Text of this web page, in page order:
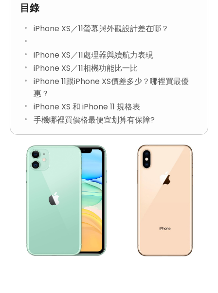
目錄
iPhone XS／11螢幕與外觀設計差在哪？
iPhone XS／11處理器與續航力表現
iPhone XS／11相機功能比一比
iPhone 11跟iPhone XS價差多少？哪裡買最優
惠？
iPhone XS 和 iPhone 11 規格表
手機哪裡買價格最便宜划算有保障?